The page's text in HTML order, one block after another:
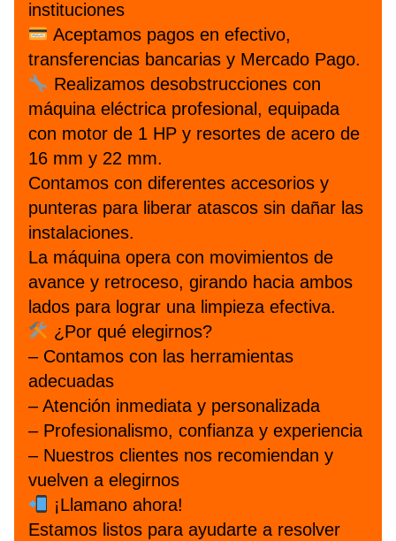
instituciones
Aceptamos pagos en efectivo,
transferencias bancarias y Mercado Pago.
Realizamos desobstrucciones con
máquina eléctrica profesional, equipada
con motor de 1 HP y resortes de acero de
16 mm y 22 mm.
Contamos con diferentes accesorios y
punteras para liberar atascos sin dañar las
instalaciones.
La máquina opera con movimientos de
avance y retroceso, girando hacia ambos
lados para lograr una limpieza efectiva.
¿Por qué elegirnos?
– Contamos con las herramientas
adecuadas
– Atención inmediata y personalizada
– Profesionalismo, confianza y experiencia
– Nuestros clientes nos recomiendan y
vuelven a elegirnos
¡Llamano ahora!
Estamos listos para ayudarte a resolver